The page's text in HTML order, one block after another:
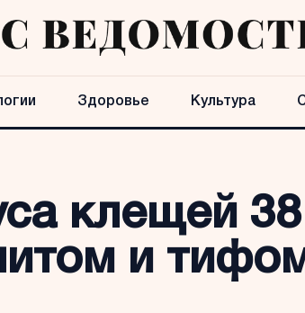
Здоровье Культура
клещей
и